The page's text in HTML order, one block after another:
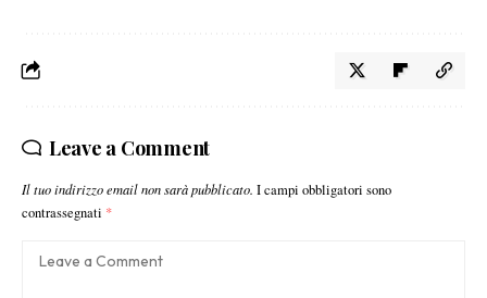
Leave a Comment
Il tuo indirizzo email non sarà pubblicato. I campi obbligatori sono
contrassegnati *